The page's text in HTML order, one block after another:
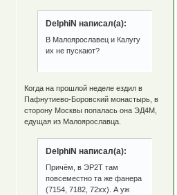
DelphiN написал(а):
В Малоярославец и Калугу
их не пускают?
Когда на прошлой неделе ездил в
Пафнутиево-Боровский монастырь, в
сторону Москвы попалась она ЭД4М,
едущая из Малоярославца.
DelphiN написал(а):
Причём, в ЭР2Т там
повсеместно та же фанера
(7154, 7182, 72хх). А уж